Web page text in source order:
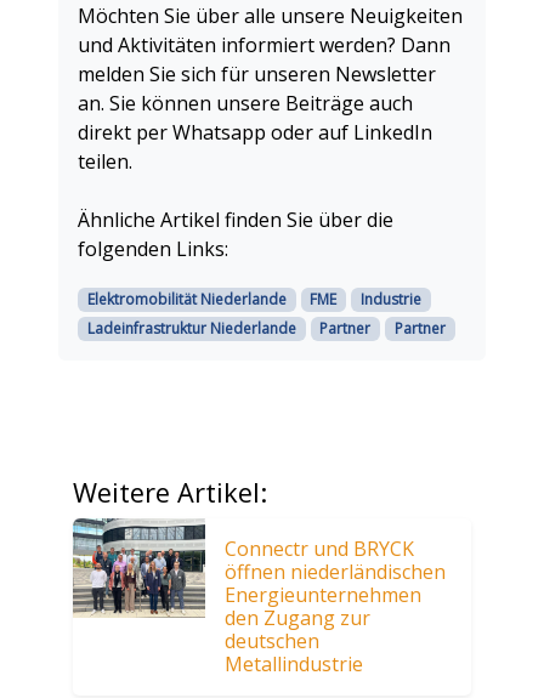
Möchten Sie über alle unsere Neuigkeiten
und Aktivitäten informiert werden? Dann
melden Sie sich für unseren Newsletter
an. Sie können unsere Beiträge auch
direkt per Whatsapp oder auf LinkedIn
teilen.
Ähnliche Artikel finden Sie über die
folgenden Links:
Elektromobilität Niederlande FME
Industrie
Ladeinfrastruktur Niederlande
Partner Partner
Weitere Artikel:
Connectr und BRYCK
öffnen niederländischen
Energieunternehmen
den Zugang zur
deutschen
Metallindustrie